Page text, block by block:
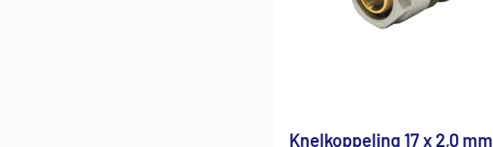
Knelkoppeling 17 x 2,0 mm